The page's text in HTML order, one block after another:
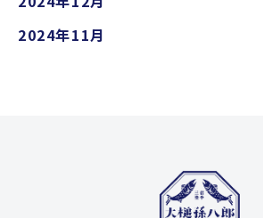
2024年11月